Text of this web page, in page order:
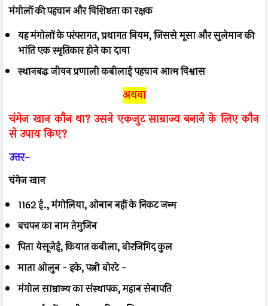
मंगोलों की पहचान और विशिष्टता का रक्षक
यह मंगोलों के परंपरागत, प्रथागत नियम, जिससे मूसा और सुलेमान की
भांति एक स्मृतिकार होने का दावा
स्थानबद्ध जीवन प्रणाली कबीलाई पहचान आत्म विश्वास
अथवा
चंगेज खान कौन था? उसने एकजुट साम्राज्य बनाने के लिए कौन
से उपाय किए?
उत्तर-
चंगेज खान
1162 ई., मंगोलिया, ओनान नहीं के निकट जन्म
बचपन का नाम तेमुजिन
पिता येसूजेई, कियात कबीला, बोरजिगिद कुल
माता ओलुन - इके, पत्नी बोरटे -
मंगोल साम्राज्य का संस्थापक, महान सेनापति